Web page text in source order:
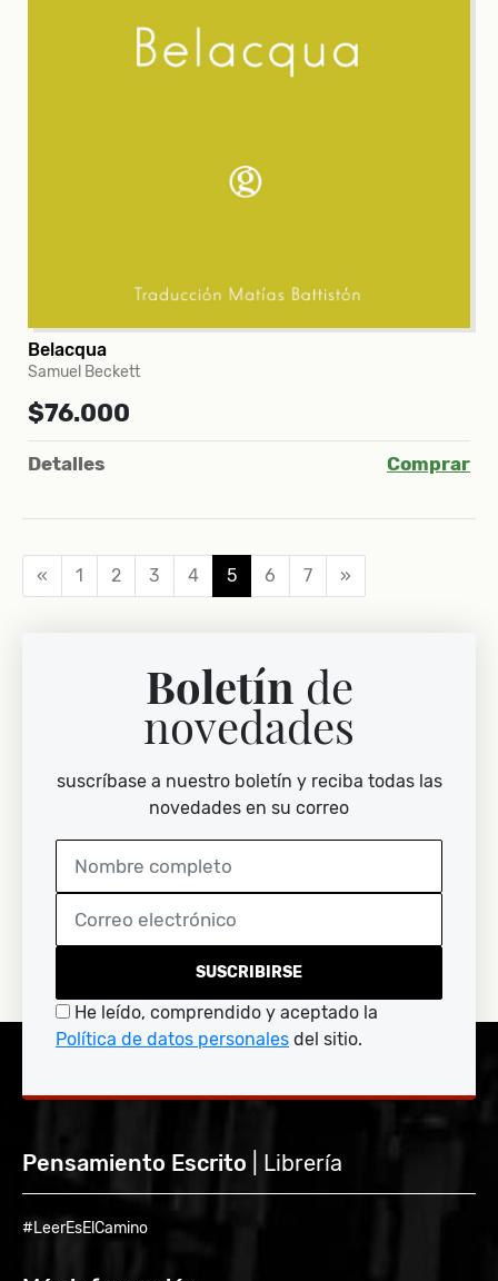
Belacqua
Samuel Beckett
$76.000
Detalles Comprar
« 1 2 3 4 5 6 7 »
Boletín de
novedades
suscríbase a nuestro boletín y reciba todas las
novedades en su correo
SUSCRIBIRSE
He leído, comprendido y aceptado la
Política de datos personales del sitio.
Pensamiento Escrito | Librería
#LeerEsElCamino